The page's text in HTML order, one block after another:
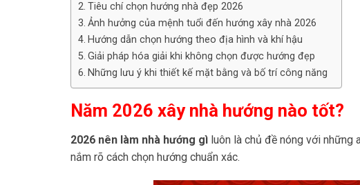
Tiêu chí chọn hướng nhà đẹp 2026
Ảnh hưởng của mệnh tuổi đến hướng xây nhà 2026
Hướng dẫn chọn hướng theo địa hình và khí hậu
Giải pháp hóa giải khi không chọn được hướng đẹp
Những lưu ý khi thiết kế mặt bằng và bố trí công năng
Năm 2026 xây nhà hướng nào tốt?
2026 nên làm nhà hướng gì luôn là chủ đề nóng với những
nắm rõ cách chọn hướng chuẩn xác.